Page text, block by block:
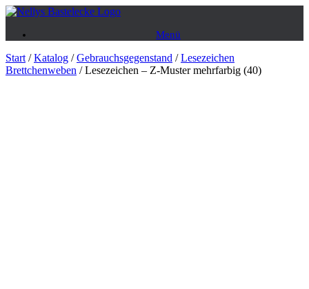
Zum
springen
Menü
Start /Katalog /Gebrauchsgegenstand /Lesezeichen
Brettchenweben / Lesezeichen – Z-Muster mehrfarbig (40)